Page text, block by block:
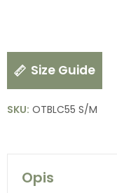
Size Guide
SKU: OTBLC55 S/M
Opis